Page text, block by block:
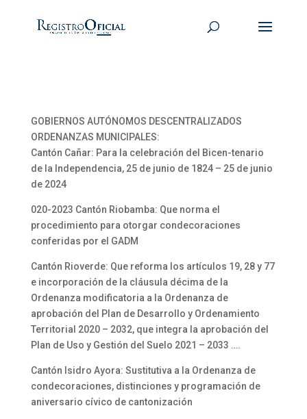
GOBIERNOS AUTÓNOMOS DESCENTRALIZADOS
ORDENANZAS MUNICIPALES:
Cantón Cañar: Para la celebración del Bicen-tenario
de la Independencia, 25 de junio de 1824 – 25 de junio
de 2024
020-2023 Cantón Riobamba: Que norma el
procedimiento para otorgar condecoraciones
conferidas por el GADM
Cantón Rioverde: Que reforma los artículos 19, 28 y 77
e incorporación de la cláusula décima de la
Ordenanza modificatoria a la Ordenanza de
aprobación del Plan de Desarrollo y Ordenamiento
Territorial 2020 – 2032, que integra la aprobación del
Plan de Uso y Gestión del Suelo 2021 – 2033 ….
Cantón Isidro Ayora: Sustitutiva a la Ordenanza de
condecoraciones, distinciones y programación de
aniversario cívico de cantonización